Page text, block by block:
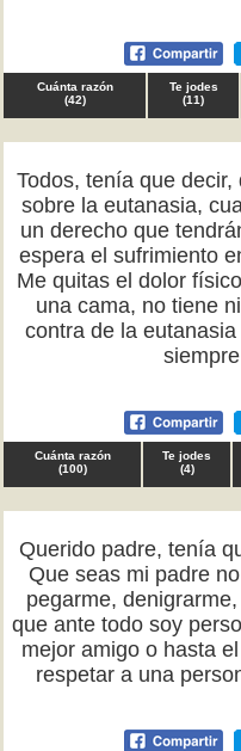
Cuánta razón
(42)
Te jodes
(11)
Todos, tenía que
sobre la eutanasia,
un derecho que
espera el sufrimiento
Me quitas el dolor
una cama, no tiene
contra de la
Cuánta razón
(100)
Te jodes
(4)
Querido padre, tenía
Que seas mi padre
pegarme,
que ante todo soy
mejor amigo o hasta
respetar a una